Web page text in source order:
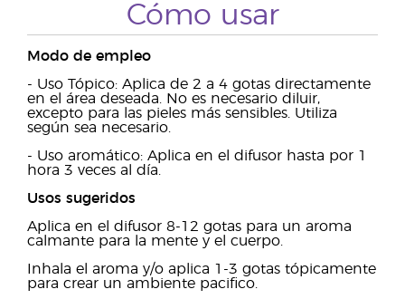
Cómo usar
Modo de empleo
- Uso Tópico: Aplica de 2 a 4 gotas directamente
en el área deseada. No es necesario diluir,
excepto para las pieles más sensibles. Utiliza
según sea necesario.
- Uso aromático: Aplica en el difusor hasta por 1
hora 3 veces al día.
Usos sugeridos
Aplica en el difusor 8-12 gotas para un aroma
calmante para la mente y el cuerpo.
Inhala el aroma y/o aplica 1-3 gotas tópicamente
para crear un ambiente pacifico.